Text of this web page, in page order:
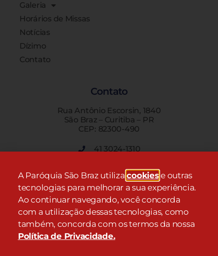
Galeria
Horários de Missas
Notícias
Dízimo
Contato
Contato
Rua Antônio Escorsin, 1840
São Braz – Curitiba – PR
CEP: 82300-490
41 3024-1310
Endereço
Rua Antônio Escorsin, 1840
São Braz – Curitiba – PR
CEP: 82300-490
A Paróquia São Braz utilizacookies e outras
tecnologias para melhorar a sua experiência.
Ao continuar navegando, você concorda
com a utilização dessas tecnologias, como
também, concorda com os termos da nossa
Política de Privacidade.